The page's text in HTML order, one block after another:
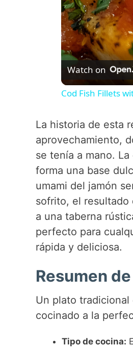
Watch on
Cod Fish Fillets
La historia de esta
aprovechamiento,
se tenía a mano.
forma una base
umami del jamón
sofrito, el resultado
a una taberna
perfecto para
rápida y deliciosa.
Resumen
Un plato
cocinado a la
Tipo de cocina: